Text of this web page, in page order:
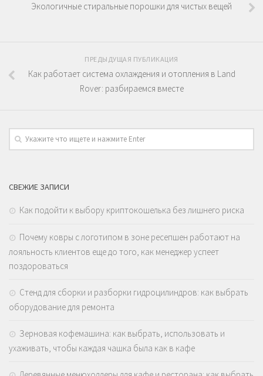
Экологичные стиральные порошки для чистых вещей
ПРЕДЫДУЩАЯ ПУБЛИКАЦИЯ
Как работает система охлаждения и отопления в Land
Rover: разбираемся вместе
СВЕЖИЕ ЗАПИСИ
Как подойти к выбору криптокошелька без лишнего риска
Почему ковры с логотипом в зоне ресепшен работают на
лояльность клиентов еще до того, как менеджер успеет
поздороваться
Стенд для сборки и разборки гидроцилиндров: как выбрать
оборудование для ремонта
Зерновая кофемашина: как выбрать, использовать и
ухаживать, чтобы каждая чашка была как в кафе